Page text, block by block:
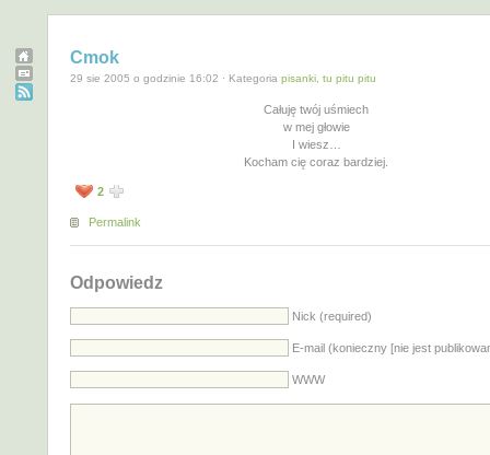
Cmok
29 sie 2005 o godzinie 16:02 · Kategoria pisanki, tu pitu pitu
Całuję twój uśmiech
w mej głowie
I wiesz…
Kocham cię coraz bardziej.
2
Permalink
Odpowiedz
Nick (required)
E-mail (konieczny [nie jest
WWW